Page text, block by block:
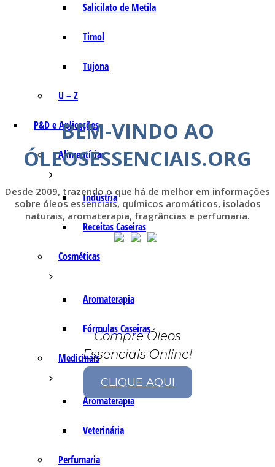
Salicilato de Metila
Timol
Tujona
U – Z
P&D e Aplicações
Alimentícias
Indústria
Receitas Caseiras
Cosméticas
Aromaterapia
Fórmulas Caseiras
Medicinais
Aromaterapia
Veterinária
Perfumaria
BEM-VINDO AO
ÓLEOSESSENCIAIS.ORG
Desde 2009, trazendo o que há de melhor em informações
sobre óleos essenciais, químicos aromáticos, isolados
naturais, aromaterapia, fragrâncias e perfumaria.
Compre Óleos
Essenciais Online!
CLIQUE AQUI